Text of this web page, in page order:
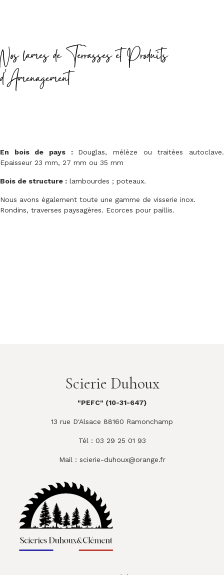
Nos lames de Terrasses et Produits
d'Amenagement
En bois de pays : Douglas, mélèze ou traitées autoclave.
Epaisseur 23 mm, 27 mm ou 35 mm
Bois de structure : lambourdes ; poteaux.
Nous avons également toute une gamme de visserie inox.
Rondins, traverses paysagères. Ecorces pour paillis.
Scierie Duhoux
"PEFC" (10-31-647)
13 rue D'Alsace 88160 Ramonchamp
Tél : 03 29 25 01 93
Mail : scierie-duhoux@orange.fr